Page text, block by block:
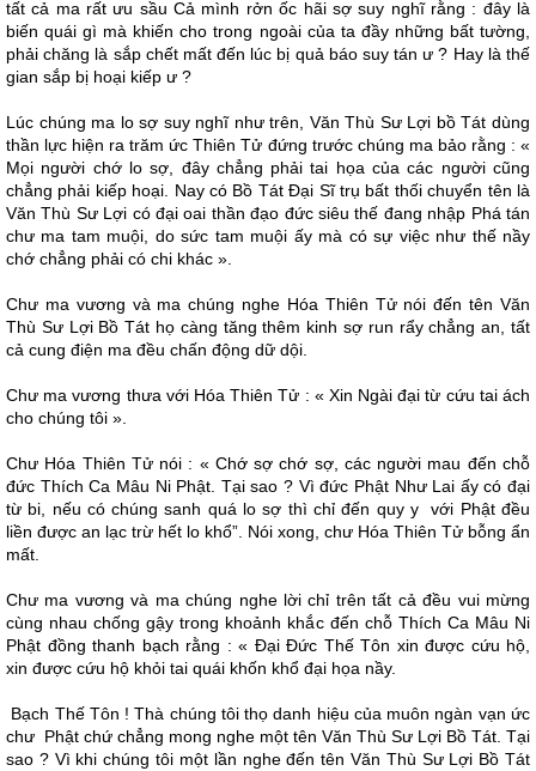
tất cả ma rất ưu sầu Cả mình rởn ốc hãi sợ suy nghĩ rằng : đây là
biến quái gì mà khiến cho trong ngoài của ta đầy những bất tường,
phải chăng là sắp chết mất đến lúc bị quả báo suy tán ư ? Hay là thế
gian sắp bị hoại kiếp ư ?
Lúc chúng ma lo sợ suy nghĩ như trên, Văn Thù Sư Lợi bồ Tát dùng
thần lực hiện ra trăm ức Thiên Tử đứng trước chúng ma bảo rằng : «
Mọi người chớ lo sợ, đây chẳng phải tai họa của các người cũng
chẳng phải kiếp hoại. Nay có Bồ Tát Ðại Sĩ trụ bất thối chuyển tên là
Văn Thù Sư Lợi có đại oai thần đạo đức siêu thế đang nhập Phá tán
chư ma tam muội, do sức tam muội ấy mà có sự việc như thế nầy
chớ chẳng phải có chi khác ».
Chư ma vương và ma chúng nghe Hóa Thiên Tử nói đến tên Văn
Thù Sư Lợi Bồ Tát họ càng tăng thêm kinh sợ run rẩy chẳng an, tất
cả cung điện ma đều chấn động dữ dội.
Chư ma vương thưa với Hóa Thiên Tử : « Xin Ngài đại từ cứu tai ách
cho chúng tôi ».
Chư Hóa Thiên Tử nói : « Chớ sợ chớ sợ, các người mau đến chỗ
đức Thích Ca Mâu Ni Phật. Tại sao ? Vì đức Phật Như Lai ấy có đại
từ bi, nếu có chúng sanh quá lo sợ thì chỉ đến quy y với Phật đều
liền được an lạc trừ hết lo khổ”. Nói xong, chư Hóa Thiên Tử bỗng ẩn
mất.
Chư ma vương và ma chúng nghe lời chỉ trên tất cả đều vui mừng
cùng nhau chống gậy trong khoảnh khắc đến chỗ Thích Ca Mâu Ni
Phật đồng thanh bạch rằng : « Ðại Ðức Thế Tôn xin được cứu hộ,
xin được cứu hộ khỏi tai quái khốn khổ đại họa nầy.
Bạch Thế Tôn ! Thà chúng tôi thọ danh hiệu của muôn ngàn vạn ức
chư Phật chứ chẳng mong nghe một tên Văn Thù Sư Lợi Bồ Tát. Tại
sao ? Vì khi chúng tôi một lần nghe đến tên Văn Thù Sư Lợi Bồ Tát